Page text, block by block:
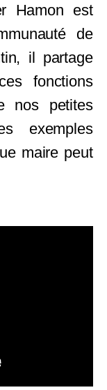
Hamon est
de
il partage
fonctions
nos petites
exemples
maire peut